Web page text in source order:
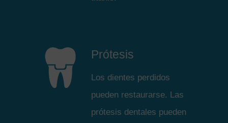
Prótesis
Los dientes perdidos
pueden restaurarse. Las
prótesis dentales pueden